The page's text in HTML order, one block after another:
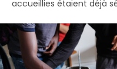
accueillies étaient déjà